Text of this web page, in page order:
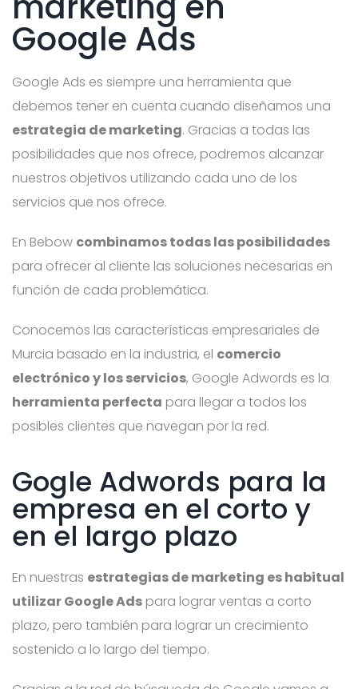
Google Ads
Google Ads es siempre una herramienta que
debemos tener en cuenta cuando diseñamos una
estrategia de marketing. Gracias a todas las
posibilidades que nos ofrece, podremos alcanzar
nuestros objetivos utilizando cada uno de los
servicios que nos ofrece.
En Bebow combinamos todas las posibilidades
para ofrecer al cliente las soluciones necesarias en
función de cada problemática.
Conocemos las características empresariales de
Murcia basado en la industria, el comercio
electrónico y los servicios, Google Adwords es la
herramienta perfecta para llegar a todos los
posibles clientes que navegan por la red.
Gogle Adwords para la
empresa en el corto y
en el largo plazo
En nuestras estrategias de marketing es habitual
utilizar Google Ads para lograr ventas a corto
plazo, pero también para lograr un crecimiento
sostenido a lo largo del tiempo.